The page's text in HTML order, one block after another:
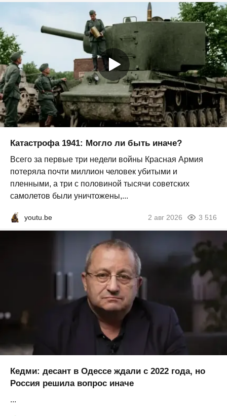
Катастрофа 1941: Могло ли быть иначе?
Всего за первые три недели войны Красная Армия
потеряла почти миллион человек убитыми и
пленными, а три с половиной тысячи советских
самолетов были уничтожены,...
youtu.be 2 авг 2026 3 516
Кедми: десант в Одессе ждали с 2022 года, но
Россия решила вопрос иначе
...